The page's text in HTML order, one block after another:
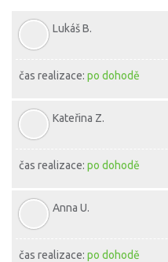
Lukáš B.
čas realizace:po dohodě
Kateřina Z.
čas realizace:po dohodě
Anna U.
čas realizace:po dohodě